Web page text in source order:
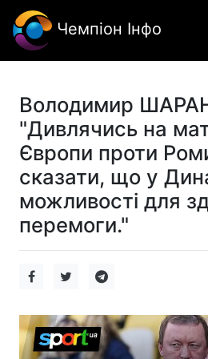
Чемпіон Інфо
Володимир
"Дивлячись на
Європи проти
сказати, що у
можливості для
перемоги."